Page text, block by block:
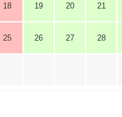
18 19 20 21
25 26 27 28